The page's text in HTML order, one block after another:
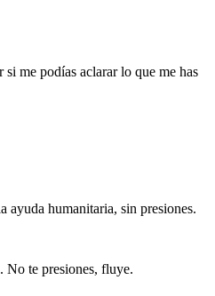
me podías aclarar lo que me has
ayuda humanitaria, sin presiones.
No te presiones, fluye.